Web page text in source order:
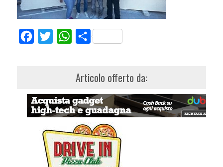
FacebookTwitterWhatsApp
Share
Articolo offerto da: